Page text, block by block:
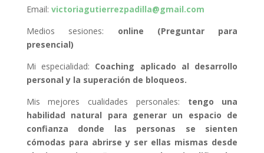
Email: victoriagutierrezpadilla@gmail.com
Medios sesiones: online (Preguntar para
presencial)
Mi especialidad: Coaching aplicado al desarrollo
personal y la superación de bloqueos.
Mis mejores cualidades personales: tengo una
habilidad natural para generar un espacio de
confianza donde las personas se sienten
cómodas para abrirse y ser ellas mismas desde